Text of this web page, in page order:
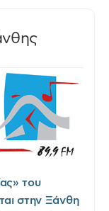
του
στην Ξάνθη